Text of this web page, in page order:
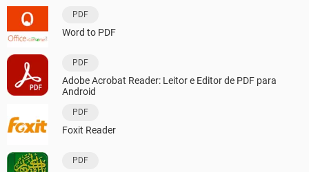
PDF
Word to PDF
PDF
Adobe Acrobat Reader: Leitor e Editor de PDF para
Android
PDF
Foxit Reader
PDF